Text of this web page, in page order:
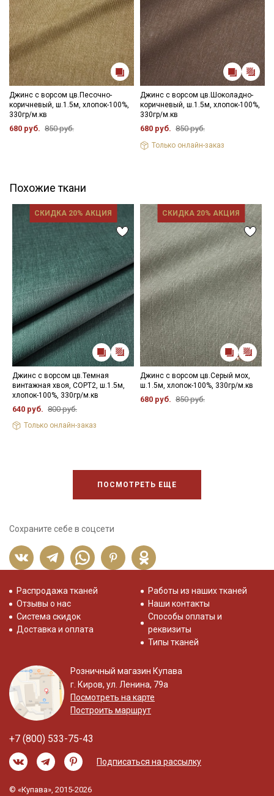
Джинс с ворсом цв.Песочно-
коричневый, ш.1.5м, хлопок-100%,
330гр/м.кв
680 руб. 850 руб.
Джинс с ворсом цв.Шоколадно-
коричневый, ш.1.5м, хлопок-100%,
330гр/м.кв
680 руб. 850 руб.
Только онлайн-заказ
Похожие ткани
СКИДКА 20% АКЦИЯ
Джинс с ворсом цв.Темная
винтажная хвоя, СОРТ2, ш.1.5м,
хлопок-100%, 330гр/м.кв
640 руб. 800 руб.
Только онлайн-заказ
СКИДКА 20% АКЦИЯ
Джинс с ворсом цв.Серый мох,
ш.1.5м, хлопок-100%, 330гр/м.кв
680 руб. 850 руб.
ПОСМОТРЕТЬ ЕЩЕ
Сохраните себе в соцсети
Распродажа тканей
Отзывы о нас
Система скидок
Доставка и оплата
Работы из наших тканей
Наши контакты
Способы оплаты и
реквизиты
Типы тканей
Розничный магазин Купава
г. Киров, ул. Ленина, 79а
Посмотреть на карте
Построить маршрут
+7 (800) 533-75-43
Подписаться на рассылку
© «Купава», 2015-2026